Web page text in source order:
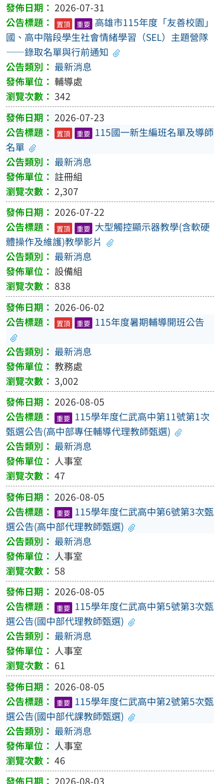
2026-07-31
置頂 重要 高雄市115年度「友善校園」
國、高中階段學生社會情緒學習（SEL）主題營隊
——錄取名單與行前通知
最新消息
輔導處
342
2026-07-23
置頂 重要 115國一新生編班名單及導師
名單
最新消息
註冊組
2,307
2026-07-22
置頂 重要 大型觸控顯示器教學(含軟硬
體操作及維護)教學影片
最新消息
設備組
838
2026-06-02
置頂 重要 115年度暑期輔導開班公告
最新消息
教務處
3,002
2026-08-05
重要 115學年度仁武高中第11號第1次
甄選公告(高中部專任輔導代理教師甄選)
最新消息
人事室
47
2026-08-05
重要 115學年度仁武高中第6號第3次甄
選公告(高中部代理教師甄選)
最新消息
人事室
58
2026-08-05
重要 115學年度仁武高中第5號第3次甄
選公告(國中部代理教師甄選)
最新消息
人事室
61
2026-08-05
重要 115學年度仁武高中第2號第5次甄
選公告(國中部代課教師甄選)
最新消息
人事室
46